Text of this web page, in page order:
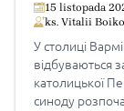
15 listopada
ks. Vitalii Boiko
У столиці
відбуваються
католицької
синоду